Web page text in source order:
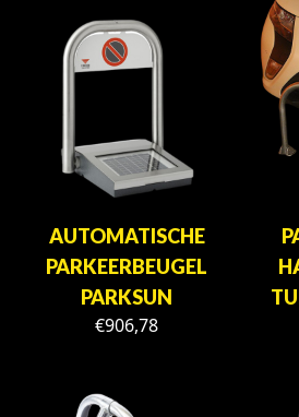
AUTOMATISCHE
PARKEERBEUGEL
PARKSUN
€906,78